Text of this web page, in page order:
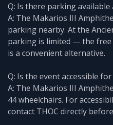
Q: Is there parking available
A: The Makarios III
parking nearby. At the
parking is limited — the free
is a convenient alternative.
Q: Is the event accessible
A: The Makarios III
44 wheelchairs. For
contact THOC directly